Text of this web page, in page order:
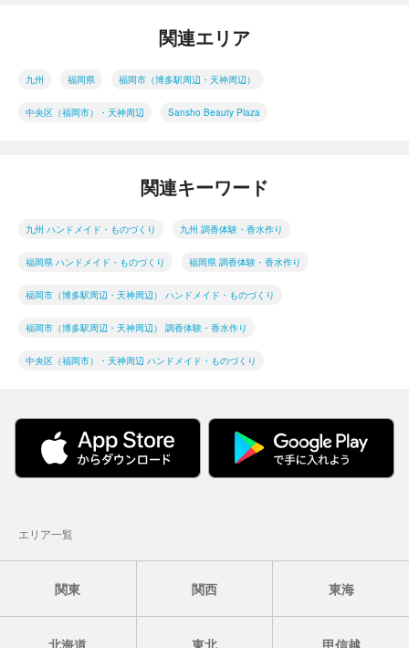
関連エリア
九州 福岡県 福岡市（博多駅周辺・天神周辺）
中央区（福岡市）・天神周辺 Sansho Beauty Plaza
関連キーワード
九州 ハンドメイド・ものづくり 九州 調香体験・香水作り
福岡県 ハンドメイド・ものづくり 福岡県 調香体験・香水作り
福岡市（博多駅周辺・天神周辺） ハンドメイド・ものづくり
福岡市（博多駅周辺・天神周辺） 調香体験・香水作り
中央区（福岡市）・天神周辺 ハンドメイド・ものづくり
エリア一覧
関東 関西 東海
北海道 東北 甲信越